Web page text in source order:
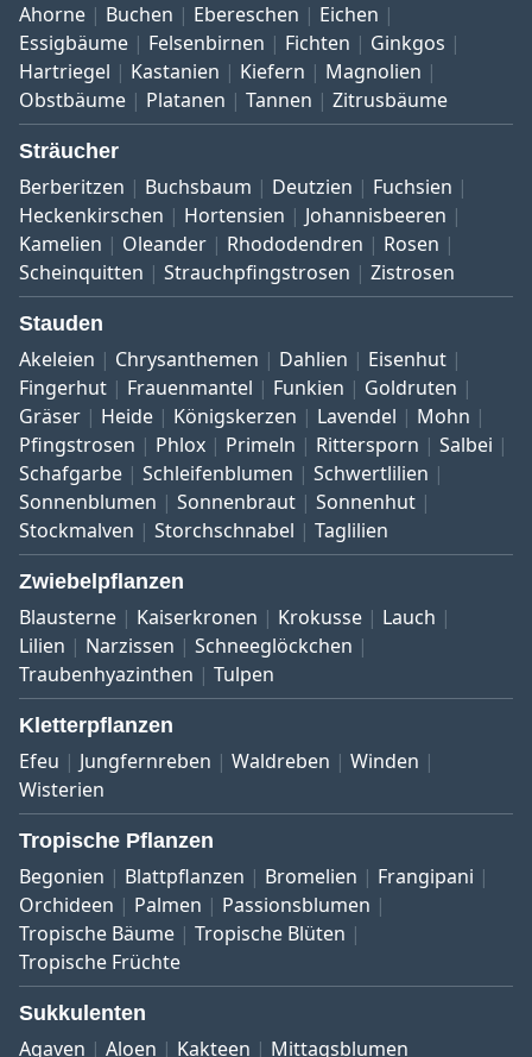
Ahorne Buchen Ebereschen
Eichen
Essigbäume
Felsenbirnen Fichten
Ginkgos
Hartriegel
Kastanien Kiefern
Magnolien
Obstbäume
Platanen Tannen Zitrusbäume
Sträucher
Berberitzen Buchsbaum Deutzien
Fuchsien
Heckenkirschen
Hortensien
Johannisbeeren
Kamelien
Oleander Rhododendren
Rosen
Scheinquitten
Strauchpfingstrosen Zistrosen
Stauden
Akeleien Chrysanthemen Dahlien
Eisenhut
Fingerhut
Frauenmantel Funkien
Goldruten
Gräser
Heide Königskerzen Lavendel
Mohn
Pfingstrosen
Phlox Primeln Rittersporn
Salbei
Schafgarbe
Schleifenblumen
Schwertlilien
Sonnenblumen
Sonnenbraut
Sonnenhut
Stockmalven
Storchschnabel Taglilien
Zwiebelpflanzen
Blausterne Kaiserkronen Krokusse
Lauch
Lilien
Narzissen
Schneeglöckchen
Traubenhyazinthen
Tulpen
Kletterpflanzen
Efeu Jungfernreben Waldreben
Winden
Wisterien
Tropische Pflanzen
Begonien Blattpflanzen Bromelien
Frangipani
Orchideen
Palmen
Passionsblumen
Tropische Bäume
Tropische Blüten
Tropische Früchte
Sukkulenten
Agaven Aloen Kakteen Mittagsblumen